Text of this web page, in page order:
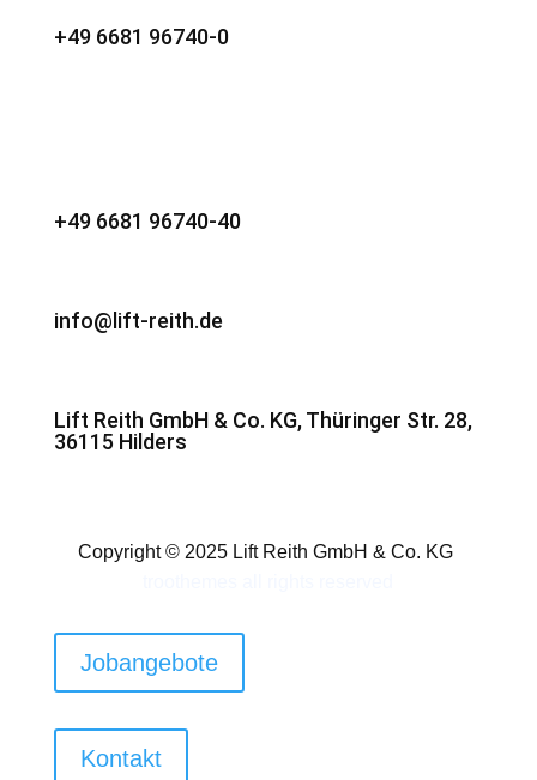
+49 6681 96740-0
+49 6681 96740-40
info@lift-reith.de
Lift Reith GmbH & Co. KG, Thüringer Str. 28,
36115 Hilders
Copyright © 2025 Lift Reith GmbH & Co. KG
Jobangebote
Kontakt